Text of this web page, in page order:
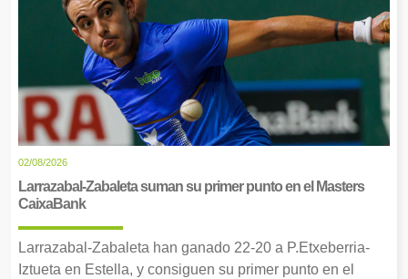
02/08/2026
Larrazabal-Zabaleta suman su primer punto en el Masters
CaixaBank
Larrazabal-Zabaleta han ganado 22-20 a P.Etxeberria-
Iztueta en Estella, y consiguen su primer punto en el